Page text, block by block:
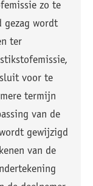
zo te
gezag wordt
ter
voor te
termijn
van de
gewijzigd
van de